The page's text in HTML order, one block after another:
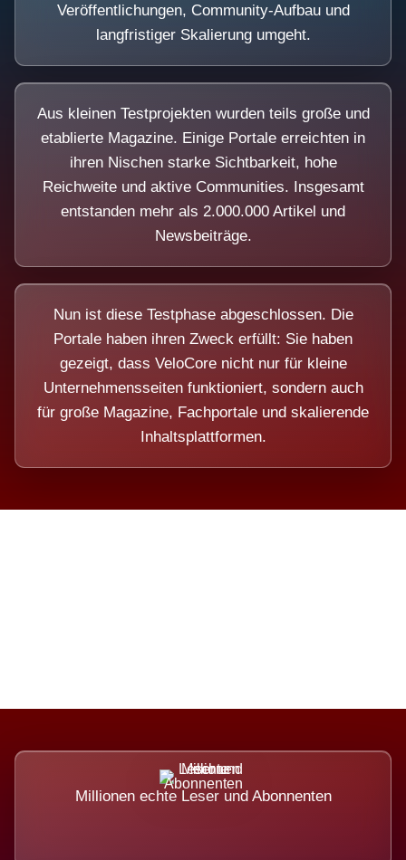
Veröffentlichungen, Community-Aufbau und
langfristiger Skalierung umgeht.
Aus kleinen Testprojekten wurden teils große und
etablierte Magazine. Einige Portale erreichten in
ihren Nischen starke Sichtbarkeit, hohe
Reichweite und aktive Communities. Insgesamt
entstanden mehr als 2.000.000 Artikel und
Newsbeiträge.
Nun ist diese Testphase abgeschlossen. Die
Portale haben ihren Zweck erfüllt: Sie haben
gezeigt, dass VeloCore nicht nur für kleine
Unternehmensseiten funktioniert, sondern auch
für große Magazine, Fachportale und skalierende
Inhaltsplattformen.
Millionen echte Leser und Abonnenten